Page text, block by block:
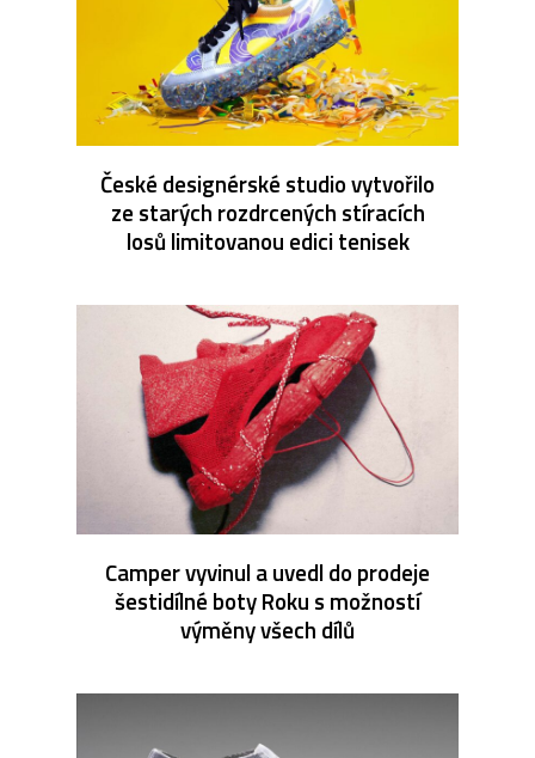
České designérské studio vytvořilo
ze starých rozdrcených stíracích
losů limitovanou edici tenisek
Camper vyvinul a uvedl do prodeje
šestidílné boty Roku s možností
výměny všech dílů